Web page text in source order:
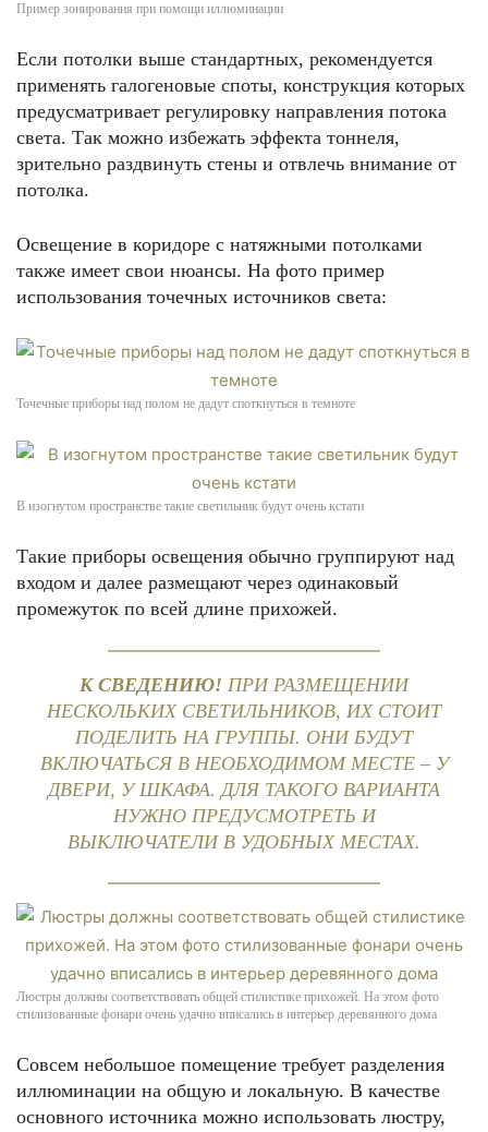
Пример зонирования при помощи иллюминации
Если потолки выше стандартных, рекомендуется
применять галогеновые споты, конструкция которых
предусматривает регулировку направления потока
света. Так можно избежать эффекта тоннеля,
зрительно раздвинуть стены и отвлечь внимание от
потолка.
Освещение в коридоре с натяжными потолками
также имеет свои нюансы. На фото пример
использования точечных источников света:
Точечные приборы над полом не дадут споткнуться в темноте
В изогнутом пространстве такие светильник будут очень кстати
Такие приборы освещения обычно группируют над
входом и далее размещают через одинаковый
промежуток по всей длине прихожей.
К СВЕДЕНИЮ! ПРИ РАЗМЕЩЕНИИ
НЕСКОЛЬКИХ СВЕТИЛЬНИКОВ, ИХ СТОИТ
ПОДЕЛИТЬ НА ГРУППЫ. ОНИ БУДУТ
ВКЛЮЧАТЬСЯ В НЕОБХОДИМОМ МЕСТЕ – У
ДВЕРИ, У ШКАФА. ДЛЯ ТАКОГО ВАРИАНТА
НУЖНО ПРЕДУСМОТРЕТЬ И
ВЫКЛЮЧАТЕЛИ В УДОБНЫХ МЕСТАХ.
Люстры должны соответствовать общей стилистике прихожей. На этом фото
стилизованные фонари очень удачно вписались в интерьер деревянного дома
Совсем небольшое помещение требует разделения
иллюминации на общую и локальную. В качестве
основного источника можно использовать люстру,